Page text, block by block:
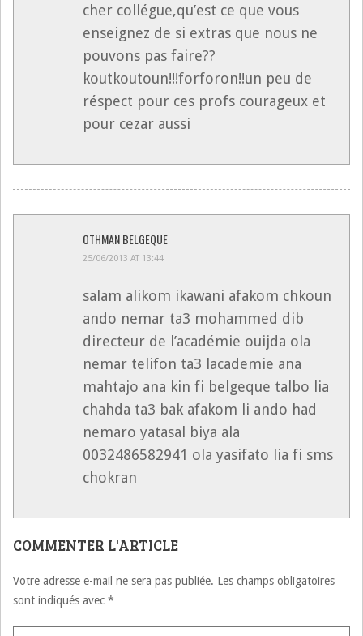
cher collégue,qu’est ce que vous
enseignez de si extras que nous ne
pouvons pas faire??
koutkoutoun!!!forforon!!un peu de
réspect pour ces profs courageux et
pour cezar aussi
OTHMAN BELGEQUE
25/06/2013 AT 13:44
salam alikom ikawani afakom chkoun
ando nemar ta3 mohammed dib
directeur de l’académie ouijda ola
nemar telifon ta3 lacademie ana
mahtajo ana kin fi belgeque talbo lia
chahda ta3 bak afakom li ando had
nemaro yatasal biya ala
0032486582941 ola yasifato lia fi sms
chokran
COMMENTER L'ARTICLE
Votre adresse e-mail ne sera pas publiée. Les champs obligatoires
sont indiqués avec *